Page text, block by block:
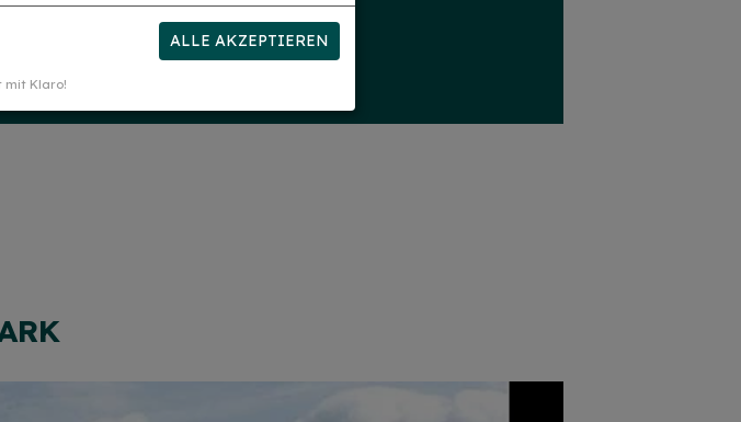
ALLE AKZEPTIEREN
mit Klaro!